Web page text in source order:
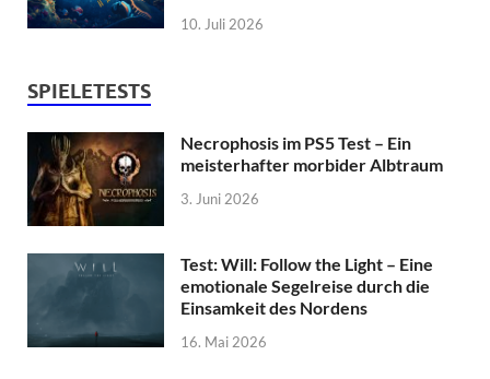
10. Juli 2026
SPIELETESTS
Necrophosis im PS5 Test – Ein
meisterhafter morbider Albtraum
3. Juni 2026
Test: Will: Follow the Light – Eine
emotionale Segelreise durch die
Einsamkeit des Nordens
16. Mai 2026